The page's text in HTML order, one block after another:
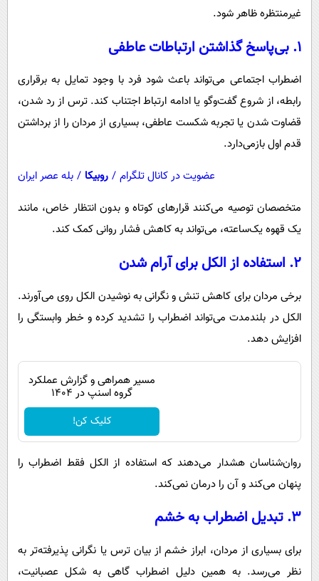
حیات وحش
غیرمنتظره ظاهر شود.
۱. بی‌پاسخ گذاشتن ارتباطات عاطفی
اضطراب اجتماعی می‌تواند باعث شود فرد با وجود تمایل به برقراری
رابطه، از شروع گفت‌وگو یا ادامه ارتباط اجتناب کند. ترس از رد شدن،
قضاوت شدن یا تجربه شکست عاطفی، بسیاری از مردان را از برداشتن
قدم اول بازمی‌دارد.
عضویت در کانال تلگرام / روبیکا / بله عصر ایران
متخصصان توصیه می‌کنند قرارهای کوتاه و بدون انتظار خاص، مانند
یک قهوه یک‌ساعته، می‌تواند به کاهش فشار روانی کمک کند.
۲. استفاده از الکل برای آرام شدن
برخی مردان برای کاهش تنش و نگرانی به نوشیدن الکل روی می‌آورند.
الکل در بلندمدت می‌تواند اضطراب را تشدید کرده و خطر وابستگی را
افزایش دهد.
مسیر همراهی و گزارش عملکرد
گروه اسنپ در ۱۴۰۴
کلیک کن!
روان‌شناسان هشدار می‌دهند که استفاده از الکل فقط اضطراب را
پنهان می‌کند و آن را درمان نمی‌کند.
۳. تبدیل اضطراب به خشم
برای بسیاری از مردان، ابراز خشم از بیان ترس یا نگرانی پذیرفته‌تر به
نظر می‌رسد. به همین دلیل اضطراب گاهی به شکل عصبانیت،